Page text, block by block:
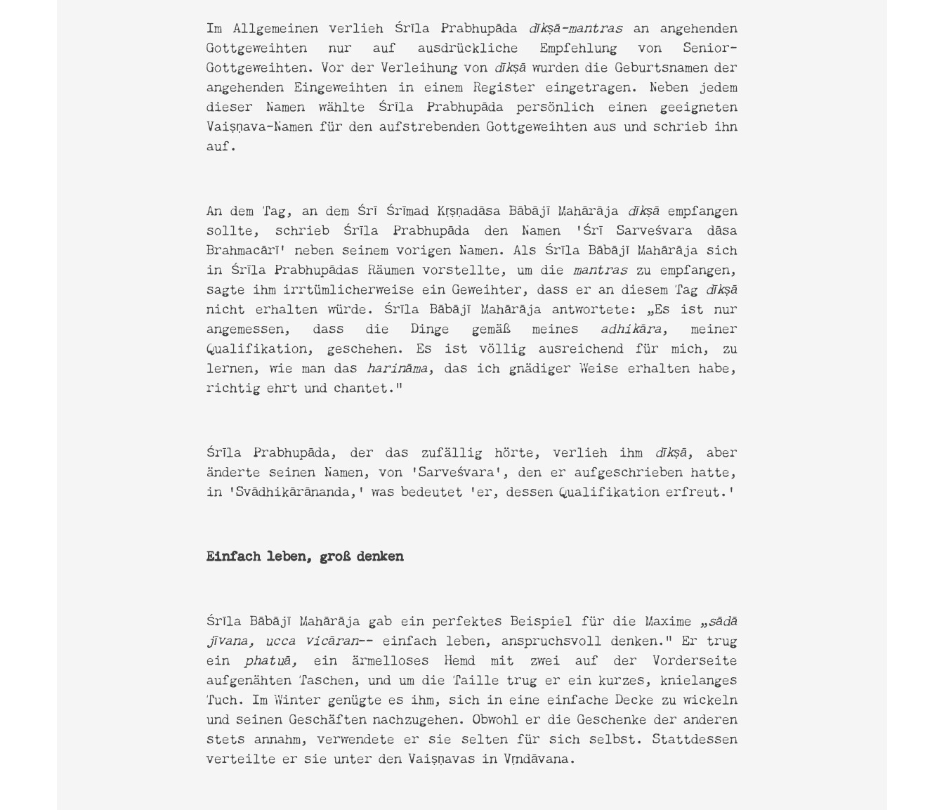
Im Allgemeinen verlieh Śrīla Prabhupāda dīkṣā-mantras an angehenden
Gottgeweihten nur auf ausdrückliche Empfehlung von Senior-
Gottgeweihten. Vor der Verleihung von dīkṣā wurden die Geburtsnamen der
angehenden Eingeweihten in einem Register eingetragen. Neben jedem
dieser Namen wählte Śrīla Prabhupāda persönlich einen geeigneten
Vaiṣṇava-Namen für den aufstrebenden Gottgeweihten aus und schrieb ihn
auf.
An dem Tag, an dem Śrī Śrīmad Kṛṣṇadāsa Bābājī Mahārāja dīkṣā empfangen
sollte, schrieb Śrīla Prabhupāda den Namen ‘Śrī Sarveśvara dāsa
Brahmacārī’ neben seinem vorigen Namen. Als Śrīla Bābājī Mahārāja sich
in Śrīla Prabhupādas Räumen vorstellte, um die mantraszu empfangen,
sagte ihm irrtümlicherweise ein Geweihter, dass er an diesem Tag dīkṣā
nicht erhalten würde. Śrīla Bābājī Mahārāja antwortete: „Es ist nur
angemessen, dass die Dinge gemäß meines adhikāra, meiner
Qualifikation, geschehen. Es ist völlig ausreichend für mich, zu
lernen, wie man das harināma, das ich gnädiger Weise erhalten habe,
richtig ehrt und chantet."
Śrīla Prabhupāda, der das zufällig hörte, verlieh ihm dīkṣā, aber
änderte seinen Namen, von ‘Sarveśvara’, den er aufgeschrieben hatte,
in ‘Svādhikārānanda,’ was bedeutet ‘er, dessen Qualifikation erfreut.’
Einfach leben, groß denken
Śrīla Bābājī Mahārāja gab ein perfektes Beispiel für die Maxime „sādā
jīvana, ucca vicāran— einfach leben, anspruchsvoll denken.“ Er trug
ein phatuā, ein ärmelloses Hemd mit zwei auf der Vorderseite
aufgenähten Taschen, und um die Taille trug er ein kurzes, knielanges
Tuch. Im Winter genügte es ihm, sich in eine einfache Decke zu wickeln
und seinen Geschäften nachzugehen. Obwohl er die Geschenke der anderen
stets annahm, verwendete er sie selten für sich selbst. Stattdessen
verteilte er sie unter den Vaiṣṇavas in Vṛndāvana.